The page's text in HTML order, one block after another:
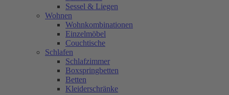
Sessel & Liegen
Wohnen
Wohnkombinationen
Einzelmöbel
Couchtische
Schlafen
Schlafzimmer
Boxspringbetten
Betten
Kleiderschränke